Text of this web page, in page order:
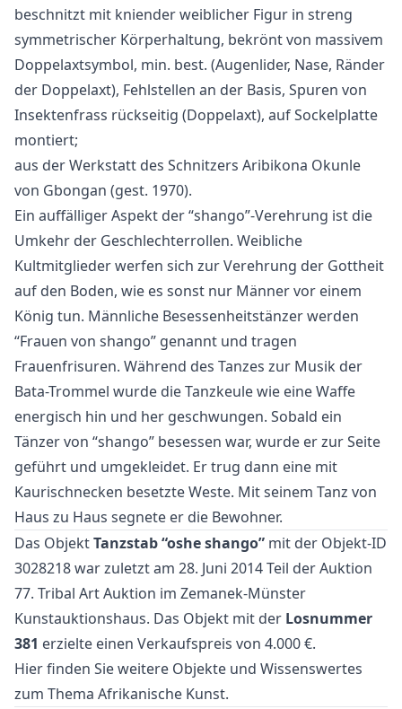
beschnitzt mit kniender weiblicher Figur in streng
symmetrischer Körperhaltung, bekrönt von massivem
Doppelaxtsymbol, min. best. (Augenlider, Nase, Ränder
der Doppelaxt), Fehlstellen an der Basis, Spuren von
Insektenfrass rückseitig (Doppelaxt), auf Sockelplatte
montiert;
aus der Werkstatt des Schnitzers Aribikona Okunle
von Gbongan (gest. 1970).
Ein auffälliger Aspekt der “shango”-Verehrung ist die
Umkehr der Geschlechterrollen. Weibliche
Kultmitglieder werfen sich zur Verehrung der Gottheit
auf den Boden, wie es sonst nur Männer vor einem
König tun. Männliche Besessenheitstänzer werden
“Frauen von shango” genannt und tragen
Frauenfrisuren. Während des Tanzes zur Musik der
Bata-Trommel wurde die Tanzkeule wie eine Waffe
energisch hin und her geschwungen. Sobald ein
Tänzer von “shango” besessen war, wurde er zur Seite
geführt und umgekleidet. Er trug dann eine mit
Kaurischnecken besetzte Weste. Mit seinem Tanz von
Haus zu Haus segnete er die Bewohner.
Das ObjektTanzstab “oshe shango” mit der Objekt-ID
3028218 war zuletzt am 28. Juni 2014 Teil der Auktion
77. Tribal Art Auktion im Zemanek-Münster
Kunstauktionshaus. Das Objekt mit der Losnummer
381 erzielte einen Verkaufspreis von 4.000 €.
Hier finden Sie weitere Objekte und Wissenswertes
zum Thema Afrikanische Kunst.